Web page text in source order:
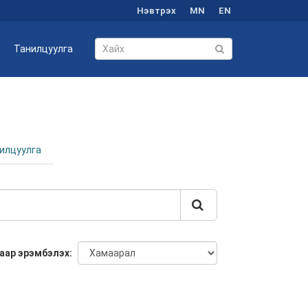
Нэвтрэх MN EN
Танилцуулга
эрэмбэлэх